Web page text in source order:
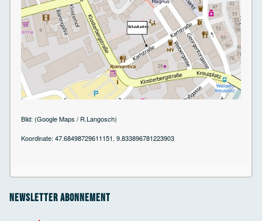
Bild: (Google Maps / R.Langosch)
Koordinate: 47.68498729611151, 9.833896781223903
Newsletter Abonnement